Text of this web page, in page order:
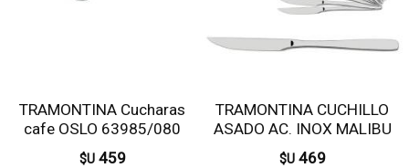
TRAMONTINA Cucharas
cafe OSLO 63985/080
$U 459
TRAMONTINA CUCHILLO
ASADO AC. INOX MALIBU
23730/004 X 12 UNI
$U 469